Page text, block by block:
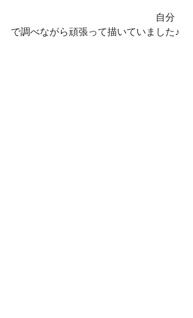
自分
で調べながら頑張って描いていました♪